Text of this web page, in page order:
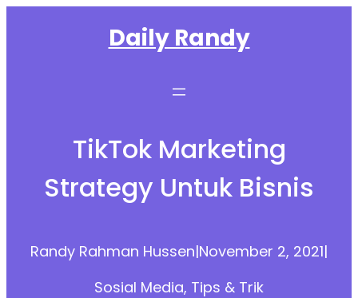
Daily Randy
TikTok Marketing
Strategy Untuk Bisnis
Randy Rahman Hussen|November 2, 2021|
Sosial Media, Tips & Trik